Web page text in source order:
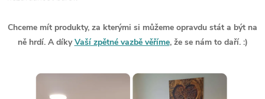
Chceme mít produkty, za kterými si můžeme opravdu stát a být na
ně hrdí. A díkyVaší zpětné vazbě věříme, že se nám to daří. :)